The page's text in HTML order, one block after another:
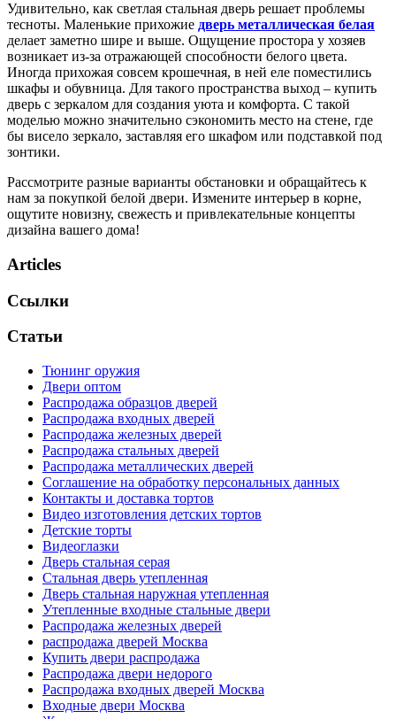
Удивительно, как светлая стальная дверь решает проблемы
тесноты. Маленькие прихожие дверь металлическая белая
делает заметно шире и выше. Ощущение простора у хозяев
возникает из-за отражающей способности белого цвета.
Иногда прихожая совсем крошечная, в ней еле поместились
шкафы и обувница. Для такого пространства выход – купить
дверь с зеркалом для создания уюта и комфорта. С такой
моделью можно значительно сэкономить место на стене, где
бы висело зеркало, заставляя его шкафом или подставкой под
зонтики.
Рассмотрите разные варианты обстановки и обращайтесь к
нам за покупкой белой двери. Измените интерьер в корне,
ощутите новизну, свежесть и привлекательные концепты
дизайна вашего дома!
Articles
Ссылки
Статьи
Тюнинг оружия
Двери оптом
Распродажа образцов дверей
Распродажа входных дверей
Распродажа железных дверей
Распродажа стальных дверей
Распродажа металлических дверей
Соглашение на обработку персональных данных
Контакты и доставка тортов
Видео изготовления детских тортов
Детские торты
Видеоглазки
Дверь стальная серая
Стальная дверь утепленная
Дверь стальная наружная утепленная
Утепленные входные стальные двери
Распродажа железных дверей
распродажа дверей Москва
Купить двери распродажа
Распродажа двери недорого
Распродажа входных дверей Москва
Входные двери Москва